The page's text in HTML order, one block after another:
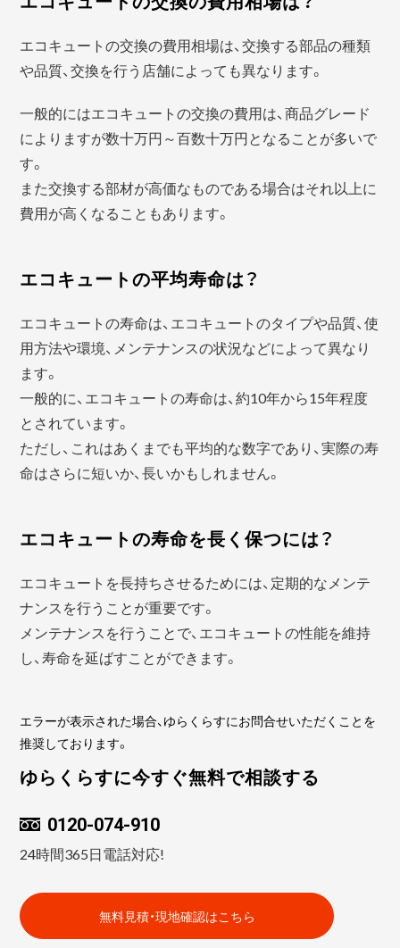
エコキュートの交換の費用相場は、交換する部品の種類
や品質、交換を行う店舗によっても異なります。
一般的にはエコキュートの交換の費用は、商品グレード
によりますが数十万円～百数十万円となることが多いで
す。
また交換する部材が高価なものである場合はそれ以上に
費用が高くなることもあります。
エコキュートの平均寿命は？
エコキュートの寿命は、エコキュートのタイプや品質、使
用方法や環境、メンテナンスの状況などによって異なり
ます。
一般的に、エコキュートの寿命は、約10年から15年程度
とされています。
ただし、これはあくまでも平均的な数字であり、実際の寿
命はさらに短いか、長いかもしれません。
エコキュートの寿命を長く保つには？
エコキュートを長持ちさせるためには、定期的なメンテ
ナンスを行うことが重要です。
メンテナンスを行うことで、エコキュートの性能を維持
し、寿命を延ばすことができます。
エラーが表示された場合、ゆらくらすにお問合せいただくことを
推奨しております。
ゆらくらすに今すぐ無料で相談する
0120-074-910
24時間365日電話対応!
無料見積・現地確認はこちら